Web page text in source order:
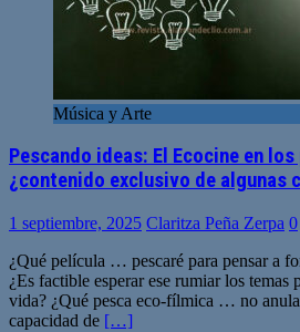
Música y Arte
Pescando ideas: El Ecocine en
¿contenido exclusivo de algunas
1 septiembre, 2025 Claritza Peña Zerpa 0
¿Qué película … pescaré para pensar a
¿Es factible esperar ese rumiar los temas
vida? ¿Qué pesca eco-fílmica … no
capacidad de […]